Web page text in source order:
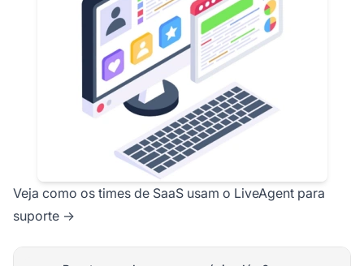
Veja como os times de SaaS usam o LiveAgent para
suporte →